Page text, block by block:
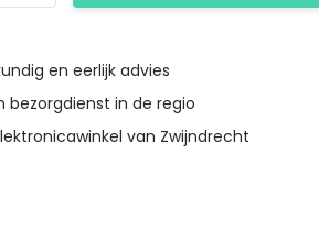
en eerlijk advies
bezorgdienst in de regio
van Zwijndrecht